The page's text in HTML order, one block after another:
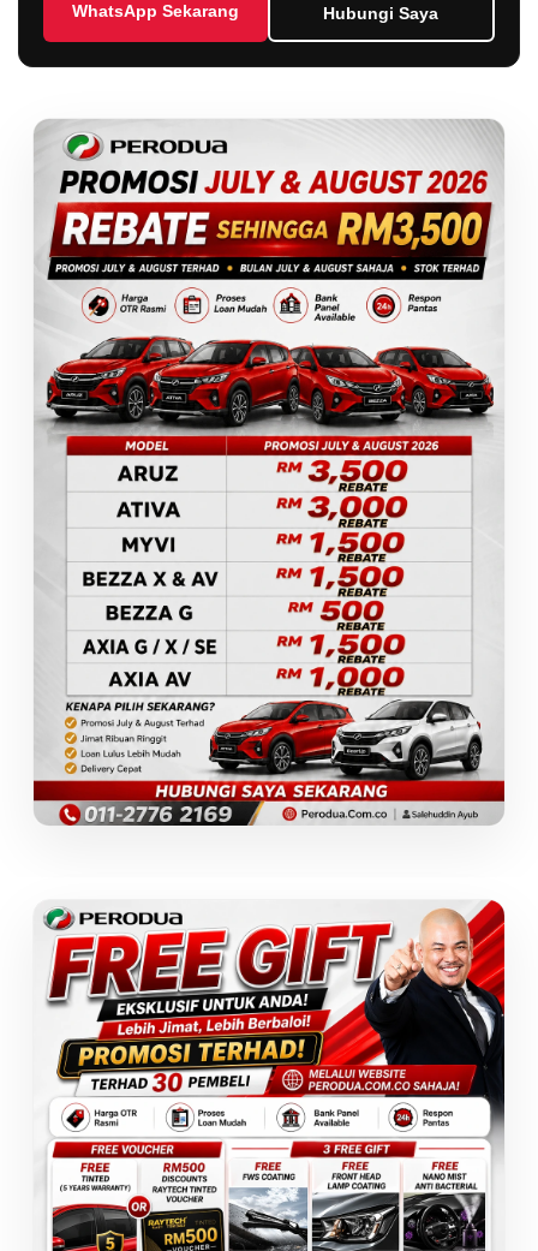
WhatsApp Sekarang Hubungi Saya